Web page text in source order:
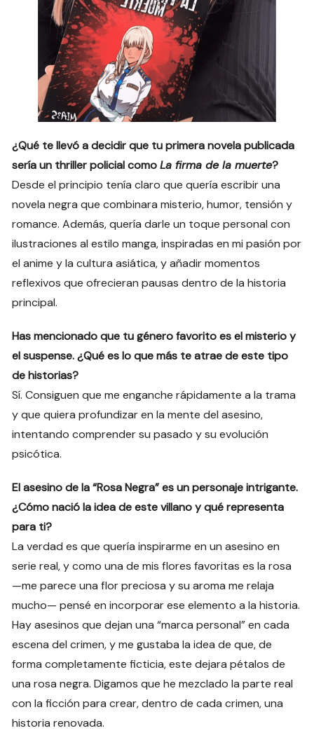
¿Qué te llevó a decidir que tu primera novela publicada
sería un thriller policial comoLa firma de la muerte?
Desde el principio tenía claro que quería escribir una
novela negra que combinara misterio, humor, tensión y
romance. Además, quería darle un toque personal con
ilustraciones al estilo manga, inspiradas en mi pasión por
el anime y la cultura asiática, y añadir momentos
reflexivos que ofrecieran pausas dentro de la historia
principal.
Has mencionado que tu género favorito es el misterio y
el suspense. ¿Qué es lo que más te atrae de este tipo
de historias?
Sí. Consiguen que me enganche rápidamente a la trama
y que quiera profundizar en la mente del asesino,
intentando comprender su pasado y su evolución
psicótica.
El asesino de la “Rosa Negra” es un personaje intrigante.
¿Cómo nació la idea de este villano y qué representa
para ti?
La verdad es que quería inspirarme en un asesino en
serie real, y como una de mis flores favoritas es la rosa
—me parece una flor preciosa y su aroma me relaja
mucho— pensé en incorporar ese elemento a la historia.
Hay asesinos que dejan una “marca personal” en cada
escena del crimen, y me gustaba la idea de que, de
forma completamente ficticia, este dejara pétalos de
una rosa negra. Digamos que he mezclado la parte real
con la ficción para crear, dentro de cada crimen, una
historia renovada.